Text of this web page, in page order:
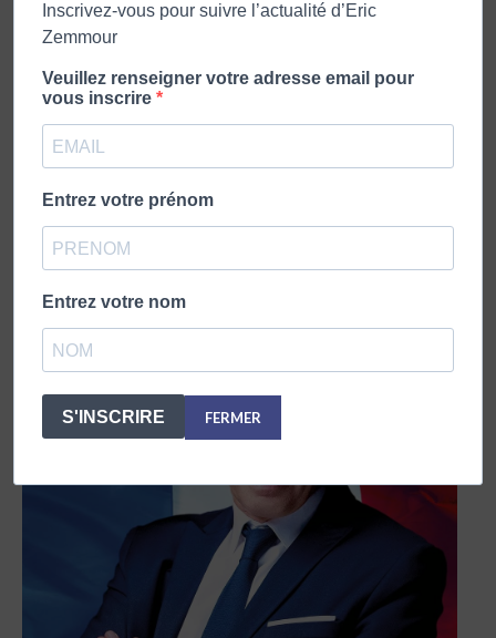
Inscrivez-vous pour suivre l’actualité d’Eric
Zemmour
Veuillez renseigner votre adresse email pour
vous inscrire
Entrez votre prénom
Entrez votre nom
S'INSCRIRE FERMER